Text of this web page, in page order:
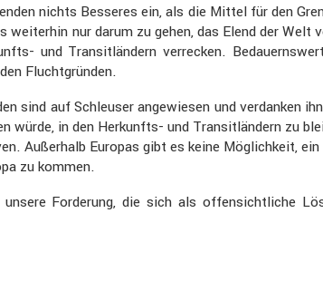
nichts Besseres ein, als die Mittel für den
weiterhin nur darum zu gehen, das Elend der
und Transit­län­dern verre­cken.
Flucht­gründen.
sind auf Schleuser angewiesen und verdanken
würde, in den Herkunfts- und Transit­län­dern zu
Außer­halb Europas gibt es keine Möglich­keit,
zu kommen.
Forde­rung, die sich als offen­sicht­liche